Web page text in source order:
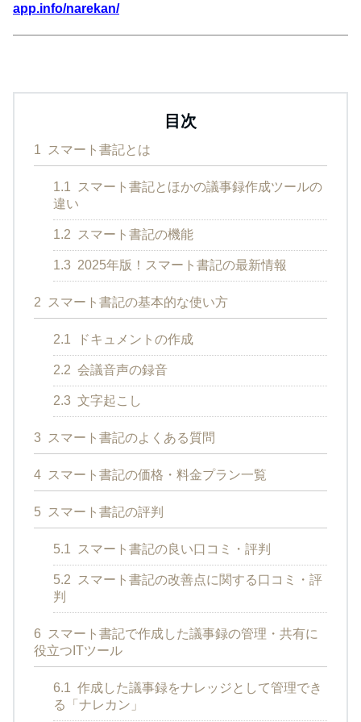
app.info/narekan/
目次
1 スマート書記とは
1.1
スマート書記とほかの議事録作成ツールの
違い
1.2 スマート書記の機能
1.3 2025年版！スマート書記の最新情報
2 スマート書記の基本的な使い方
2.1 ドキュメントの作成
2.2 会議音声の録音
2.3 文字起こし
3 スマート書記のよくある質問
4 スマート書記の価格・料金プラン一覧
5 スマート書記の評判
5.1 スマート書記の良い口コミ・評判
5.2
スマート書記の改善点に関する口コミ・評
判
6
スマート書記で作成した議事録の管理・共有に
役立つITツール
6.1 作成した議事録をナレッジとして管理でき
る「ナレカン」